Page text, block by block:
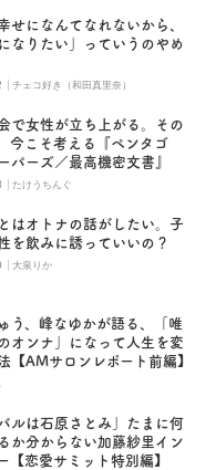
せになんてなれないから、
なりたい」っていうのやめ
|チェコ好き（和田真里奈）
で女性が立ち上がる。その
今こそ考える『ペンタゴ
パーズ／最高機密文書』
| たけうちんぐ
はオトナの話がしたい。子
を飲みに誘っていいの？
|大泉りか
う、峰なゆかが語る、「唯
オンナ」になって人生を変
【AMサロンレポート前編】
ルは石原さとみ」たまに何
か分からない加藤紗里イン
【恋愛サミット特別編】